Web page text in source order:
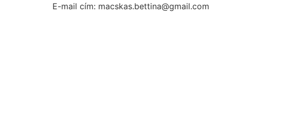
E-mail cím: macskas.bettina@gmail.com